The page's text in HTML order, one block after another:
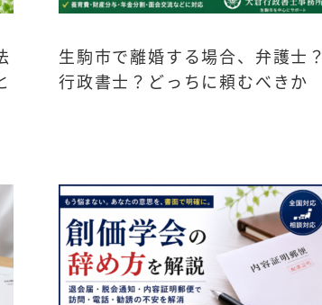
生駒市で離婚する場合、弁護士？
行政書士？どっちに頼むべきか